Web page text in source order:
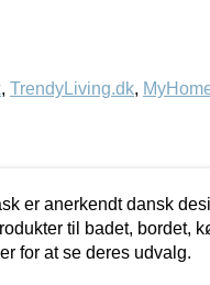
, TrendyLiving.dk,
er anerkendt dansk
til badet, bordet,
for at se deres udvalg.